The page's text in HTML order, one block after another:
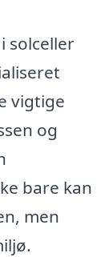
solceller
vigtige
og
bare kan
men